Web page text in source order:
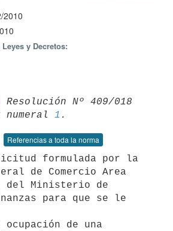
2010
y Decretos:
Resolución Nº 409/018
numeral 1
Referencias a toda la norma
formulada por la
de Comercio Area
del Ministerio de
para que se le
ocupación de una